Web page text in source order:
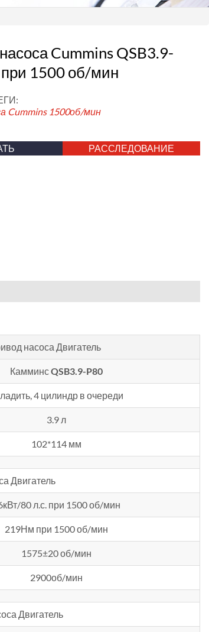
Cummins QSB3.9-
при 1500 об/мин
Cummins 1500об/мин
РАССЛЕДОВАНИЕ
насоса Двигатель
КамминсQSB3.9-P80
4 цилиндр в очереди
3.9 л
102*114 мм
Двигатель
80 л.с. при 1500 об/мин
219Нм при 1500 об/мин
1575±20 об/мин
2900об/мин
Двигатель